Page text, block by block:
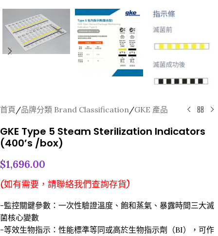
首頁 /品牌分類 Brand Classification /GKE 產品
GKE Type 5 Steam Sterilization Indicators
(400’s /box)
$1,696.00
(如有需要，請聯絡我們查詢存貨)
-監控關鍵參數：一次性驗證溫度、飽和蒸氣、暴露時間三大滅
菌核心變數
-等效生物指示：性能標準等同或高於生物指示劑（BI），可作